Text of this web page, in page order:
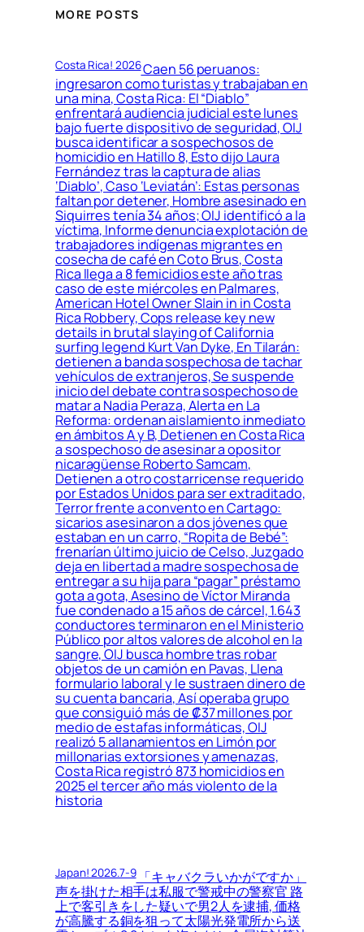
MORE POSTS
Costa Rica! 2026Caen 56 peruanos:
ingresaron como turistas y trabajaban en
una mina, Costa Rica: El “Diablo”
enfrentará audiencia judicial este lunes
bajo fuerte dispositivo de seguridad, OIJ
busca identificar a sospechosos de
homicidio en Hatillo 8, Esto dijo Laura
Fernández tras la captura de alias
‘Diablo’, Caso ‘Leviatán’: Estas personas
faltan por detener, Hombre asesinado en
Siquirres tenía 34 años; OIJ identificó a la
víctima, Informe denuncia explotación de
trabajadores indígenas migrantes en
cosecha de café en Coto Brus, Costa
Rica llega a 8 femicidios este año tras
caso de este miércoles en Palmares,
American Hotel Owner Slain in in Costa
Rica Robbery, Cops release key new
details in brutal slaying of California
surfing legend Kurt Van Dyke, En Tilarán:
detienen a banda sospechosa de tachar
vehículos de extranjeros, Se suspende
inicio del debate contra sospechoso de
matar a Nadia Peraza, Alerta en La
Reforma: ordenan aislamiento inmediato
en ámbitos A y B, Detienen en Costa Rica
a sospechoso de asesinar a opositor
nicaragüense Roberto Samcam,
Detienen a otro costarricense requerido
por Estados Unidos para ser extraditado,
Terror frente a convento en Cartago:
sicarios asesinaron a dos jóvenes que
estaban en un carro, “Ropita de Bebé”:
frenarían último juicio de Celso, Juzgado
deja en libertad a madre sospechosa de
entregar a su hija para “pagar” préstamo
gota a gota, Asesino de Víctor Miranda
fue condenado a 15 años de cárcel, 1.643
conductores terminaron en el Ministerio
Público por altos valores de alcohol en la
sangre, OIJ busca hombre tras robar
objetos de un camión en Pavas, Llena
formulario laboral y le sustraen dinero de
su cuenta bancaria, Así operaba grupo
que consiguió más de ₡37 millones por
medio de estafas informáticas, OIJ
realizó 5 allanamientos en Limón por
millonarias extorsiones y amenazas,
Costa Rica registró 873 homicidios en
2025 el tercer año más violento de la
historia
Japan! 2026.7-9「キャバクラいかがですか」
声を掛けた相手は私服で警戒中の警察官 路
上で客引きをした疑いで男2人を逮捕, 価格
が高騰する銅を狙って太陽光発電所から送